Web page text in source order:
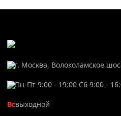
г. Москва, Волоколамское
Пн-Пт 9:00 - 19:00 Сб 9:00 -
Всвыходной